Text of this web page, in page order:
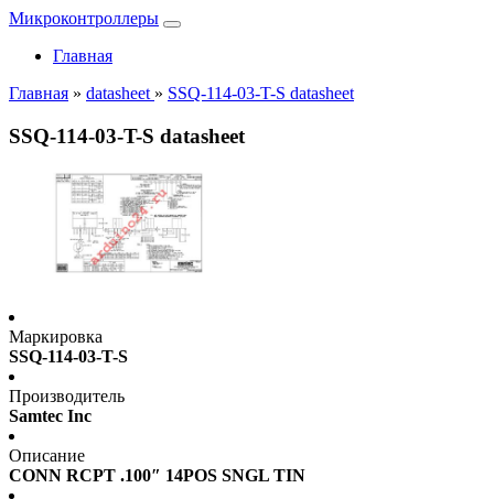
Микроконтроллеры
Главная
Главная » datasheet » SSQ-114-03-T-S datasheet
SSQ-114-03-T-S datasheet
Маркировка
SSQ-114-03-T-S
Производитель
Samtec Inc
Описание
CONN RCPT .100″ 14POS SNGL TIN